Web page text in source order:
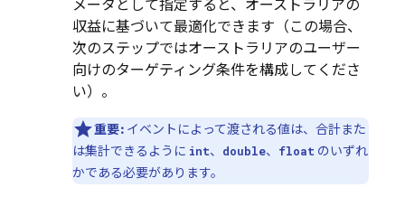
メータとして指定すると、オーストラリアの
収益に基づいて最適化できます（この場合、
次のステップではオーストラリアのユーザー
向けのターゲティング条件を構成してくださ
い）。
重要:イベントによって渡される値は、合計また
は集計できるように int、 double、 float のいずれ
かである必要があります。